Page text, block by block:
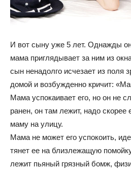
И вот сыну уже 5 лет. Однажды
мама приглядывает за ним из
сын ненадолго исчезает из поля
домой и возбужденно кричит:
Мама успокаивает его, но он не
ранен, он там лежит, надо скорее
маму на улицу.
Мама не может его успокоить,
тянет ее на близлежащую
лежит пьяный грязный бомж,